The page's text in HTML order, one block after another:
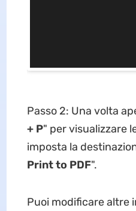
Passo 2: Una volta
+ P" per visualizzare
imposta la
Print to PDF".
Puoi modificare altre